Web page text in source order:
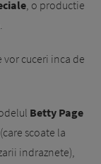
, o productie
cuceri inca de
Betty Page
(care scoate la
indraznete),